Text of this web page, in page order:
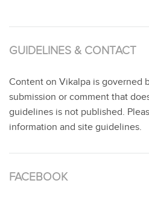
GUIDELINES & CONTACT
Content on Vikalpa is governed
submission or comment that
guidelines is not published.
information and site guidelines.
FACEBOOK